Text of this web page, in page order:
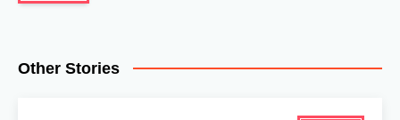
Other Stories